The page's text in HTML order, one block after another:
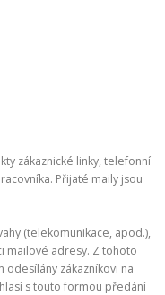
zákaznické linky, telefonní
Přijaté maily jsou
(telekomunikace, apod.),
mailové adresy. Z tohoto
zákazníkovi na
s touto formou předání